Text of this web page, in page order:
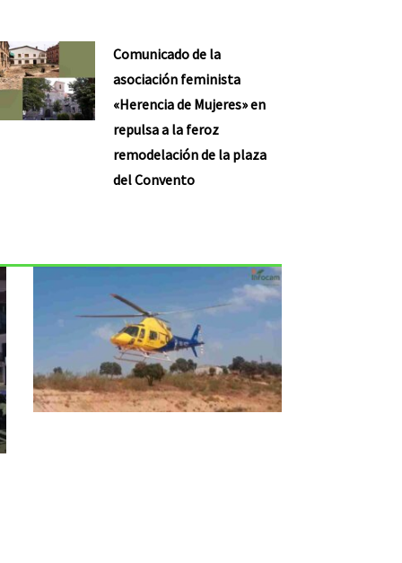
Comunicado de la
asociación feminista
«Herencia de Mujeres» en
repulsa a la feroz
remodelación de la plaza
del Convento